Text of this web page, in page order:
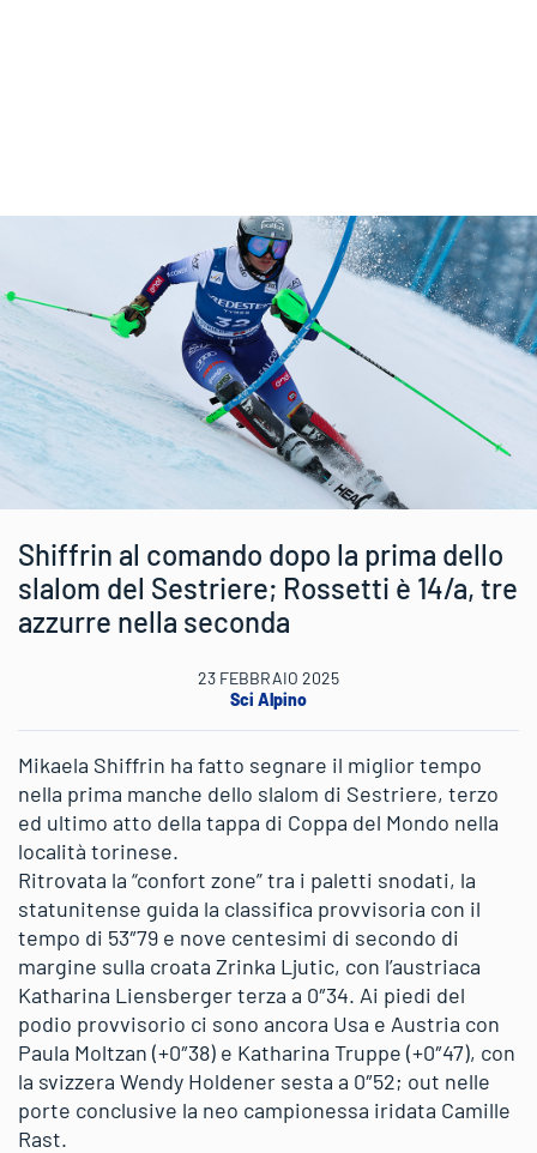
Shiffrin al comando dopo la prima dello
slalom del Sestriere; Rossetti è 14/a, tre
azzurre nella seconda
23 FEBBRAIO 2025
Sci Alpino
Mikaela Shiffrin ha fatto segnare il miglior tempo
nella prima manche dello slalom di Sestriere, terzo
ed ultimo atto della tappa di Coppa del Mondo nella
località torinese.
Ritrovata la “confort zone” tra i paletti snodati, la
statunitense guida la classifica provvisoria con il
tempo di 53″79 e nove centesimi di secondo di
margine sulla croata Zrinka Ljutic, con l’austriaca
Katharina Liensberger terza a 0″34. Ai piedi del
podio provvisorio ci sono ancora Usa e Austria con
Paula Moltzan (+0″38) e Katharina Truppe (+0″47), con
la svizzera Wendy Holdener sesta a 0″52; out nelle
porte conclusive la neo campionessa iridata Camille
Rast.